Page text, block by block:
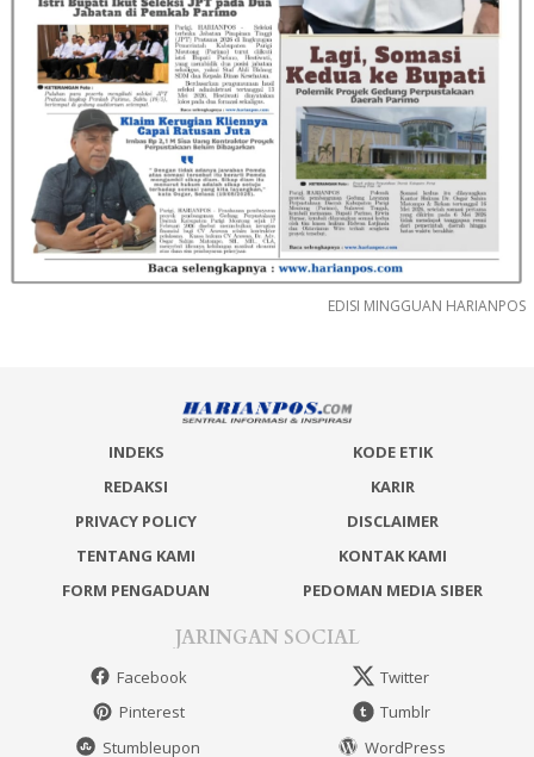
EDISI MINGGUAN HARIANPOS
INDEKS
KODE ETIK
REDAKSI
KARIR
PRIVACY POLICY
DISCLAIMER
TENTANG KAMI
KONTAK KAMI
FORM PENGADUAN
PEDOMAN MEDIA SIBER
JARINGAN SOCIAL
Facebook
Twitter
Pinterest
Tumblr
Stumbleupon
WordPress